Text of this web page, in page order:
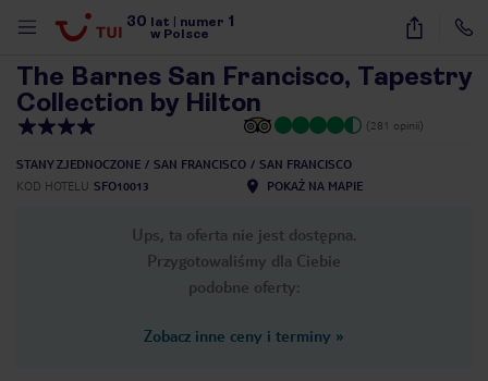
30 lat numer 1
w Polsce
17
The Barnes San Francisco, Tapestry
Collection by Hilton
(281 opinii)
STANY ZJEDNOCZONE SAN FRANCISCO
SAN FRANCISCO
KOD HOTELU SFO10013 POKAŻ NA MAPIE
Ups, ta oferta nie jest dostępna.
Przygotowaliśmy dla Ciebie
podobne oferty:
Zobacz inne ceny i terminy »